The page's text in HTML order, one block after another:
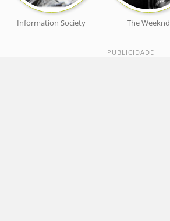
Information Society The Weeknd